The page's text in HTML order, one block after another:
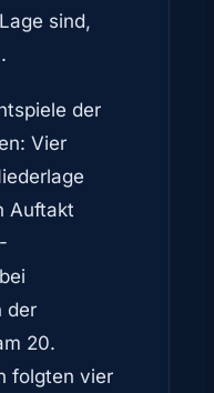
sind,
der
Vier
Auftakt
der
20.
folgten vier